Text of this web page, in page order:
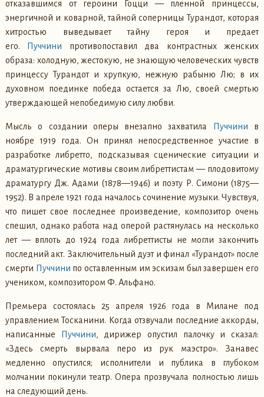
отказавшимся от героини Гоцци — пленной принцессы,
энергичной и коварной, тайной соперницы Турандот, которая
хитростью выведывает тайну героя и предает
его.
Пуччини противопоставил два контрастных женских
образа: холодную, жестокую, не знающую человеческих чувств
принцессу Турандот и хрупкую, нежную рабыню Лю; в их
духовном поединке победа остается за Лю, своей смертью
утверждающей непобедимую силу любви.
Мысль о создании оперы внезапно захватила Пуччини в
ноябре 1919 года. Он принял непосредственное участие в
разработке либретто, подсказывая сценические ситуации и
драматургические мотивы своим либреттистам — плодовитому
драматургу Дж. Адами (1878—1946) и поэту Р. Симони (1875—
1952). В апреле 1921 года началось сочинение музыки. Чувствуя,
что пишет свое последнее произведение, композитор очень
спешил, однако работа над оперой растянулась на несколько
лет — вплоть до 1924 года либреттисты не могли закончить
последний акт. Заключительный дуэт и финал «Турандот» после
смерти Пуччини по оставленным им эскизам был завершен его
учеником, композитором Ф. Альфано.
Премьера состоялась 25 апреля 1926 года в Милане под
управлением Тосканини. Когда отзвучали последние аккорды,
написанные
Пуччини, дирижер опустил палочку и сказал:
«Здесь смерть вырвала перо из рук маэстро». Занавес
медленно опустился; исполнители и публика в глубоком
молчании покинули театр. Опера прозвучала полностью лишь
на следующий день.